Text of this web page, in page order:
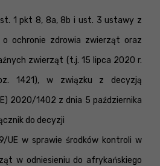
1 pkt 8, 8a, 8b i ust. 3 ustawy z
ochronie zdrowia zwierząt oraz
zwierząt (t.j. 15 lipca 2020 r.
1421), w związku z decyzją
2020/1402 z dnia 5 października
do decyzji
UE w sprawie środków kontroli w
w odniesieniu do afrykańskiego